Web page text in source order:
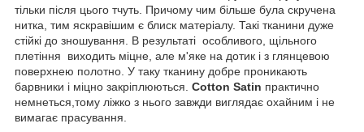
тільки після цього тчуть. Причому чим більше була скручена
нитка, тим яскравішим є блиск матеріалу. Такі тканини дуже
стійкі до зношування. В результаті особливого, щільного
плетіння виходить міцне, але м'яке на дотик і з глянцевою
поверхнею полотно. У таку тканину добре проникають
барвники і міцно закріплюються. Cotton Satin практично
немнеться,тому ліжко з нього завжди виглядає охайним і не
вимагає прасування.